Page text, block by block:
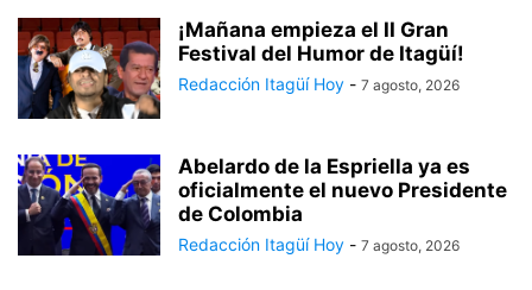
¡Mañana empieza el II Gran
Festival del Humor de Itagüí!
Redacción Itagüí Hoy - 7 agosto, 2026
Abelardo de la Espriella ya es
oficialmente el nuevo Presidente
de Colombia
Redacción Itagüí Hoy - 7 agosto, 2026